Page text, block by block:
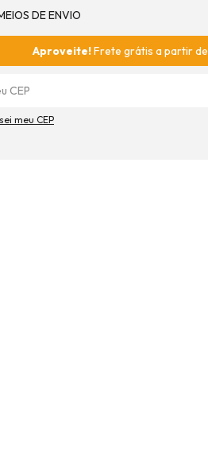
DE ENVIO
Aproveite!Frete grátis a partir de
meu CEP